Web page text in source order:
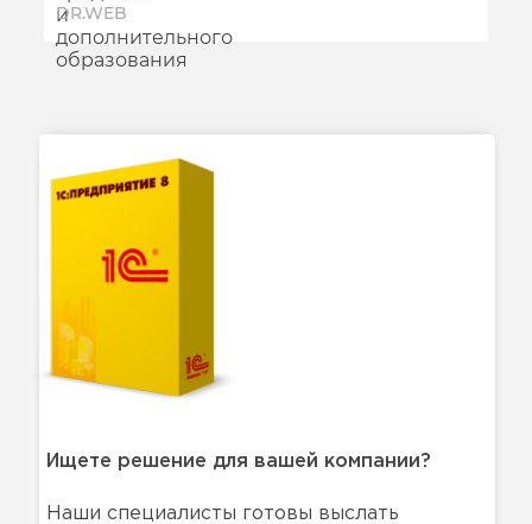
DR.WEB
Ищете решение для вашей компании?
Наши специалисты готовы выслать